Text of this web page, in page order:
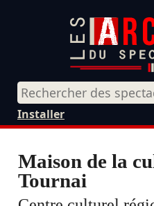
Installer
Maison de la
Tournai